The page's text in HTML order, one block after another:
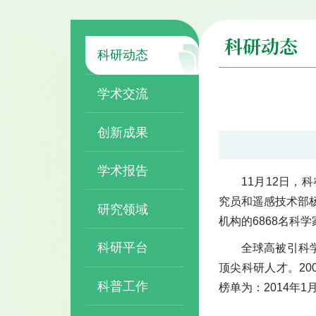
科研动态
学术交流
创新成果
学术报告
研究领域
科研平台
科普工作
科研动态
11月12日，
究员和遥感技术部
机构的6868名科学
全球高被引科
顶尖科研人才。
榜单为：2014年1